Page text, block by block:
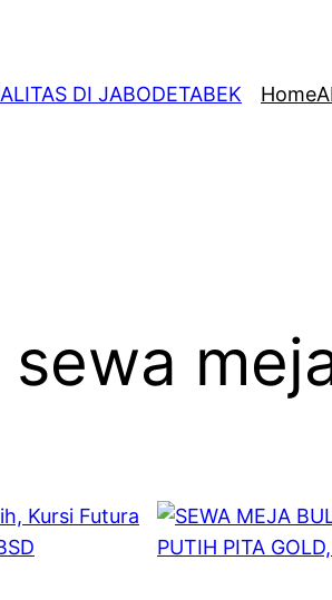
DI JABODETABEK Home
sewa